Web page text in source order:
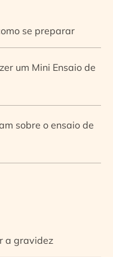
se preparar
um Mini Ensaio de
sobre o ensaio de
a gravidez